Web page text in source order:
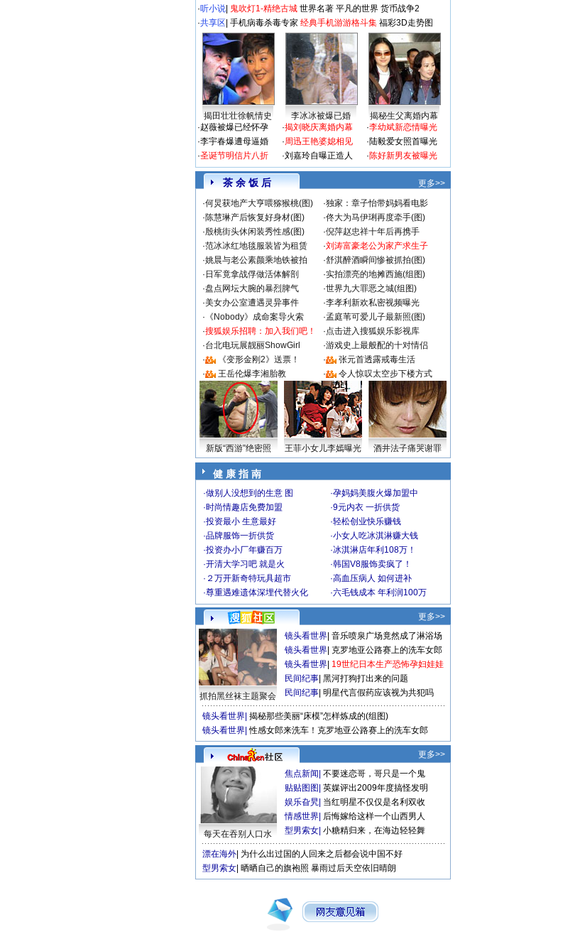
·听小说 鬼吹灯1-精绝古城 世界名著 平凡的世界 货币战争2
·共享区 手机病毒杀毒专家 经典手机游游格斗集 福彩3D走势图
揭田壮壮徐帆情史 李冰冰被爆已婚
揭秘生父离婚内幕
·赵薇被爆已经怀孕
·李宇春爆遭母逼婚
·圣诞节明信片八折
·揭刘晓庆离婚内幕
·周迅王艳婆媳相见
·刘嘉玲自曝正造人
·李幼斌新恋情曝光
·陆毅爱女照首曝光
·陈好新男友被曝光
茶 余 饭 后
更多>>
·何炅获地产大亨喂猕猴桃(图) ·独家：章子怡带妈妈看电影
·陈慧琳产后恢复好身材(图) ·佟大为马伊琍再度牵手(图)
·殷桃街头休闲装秀性感(图) ·倪萍赵忠祥十年后再携手
·范冰冰红地毯服装皆为租赁 ·刘涛富豪老公为家产求生子
·姚晨与老公素颜乘地铁被拍 ·舒淇醉酒瞬间惨被抓拍(图)
· 日军竟拿战俘做活体解剖 ·实拍漂亮的地摊西施(组图)
·盘点网坛大腕的暴烈脾气 ·世界九大罪恶之城(组图)
·美女办公室遭遇灵异事件 ·李孝利新欢私密视频曝光
· 《Nobody》成命案导火索 ·孟庭苇可爱儿子最新照(图)
·搜狐娱乐招聘：加入我们吧！ ·点击进入搜狐娱乐影视库
·台北电玩展靓丽ShowGirl ·游戏史上最般配的十对情侣
·
《变形金刚2》送票！ ·
张元首透露戒毒生活
·
王岳伦爆李湘胎教 · 令人惊叹太空步下楼方式
新版“西游”绝密照 王菲小女儿李嫣曝光 酒井法子痛哭谢罪
健 康 指 南
·做别人没想到的生意 图 ·孕妈妈美腹火爆加盟中
·时尚情趣店免费加盟 ·9元内衣 一折供货
·投资最小 生意最好 ·轻松创业快乐赚钱
·品牌服饰一折供货 ·小女人吃冰淇淋赚大钱
·投资办小厂年赚百万 ·冰淇淋店年利108万！
·开清大学习吧 就是火 ·韩国V8服饰卖疯了！
· ２万开新奇特玩具超市 ·高血压病人 如何进补
·尊重遇难遗体深埋代替火化 ·六毛钱成本 年利润100万
更多>>
抓拍黑丝袜主题聚会
镜头看世界 音乐喷泉广场竟然成了淋浴场
镜头看世界 克罗地亚公路赛上的洗车女郎
镜头看世界 19世纪日本生产恐怖孕妇娃娃
民间纪事 黑河打狗打出来的问题
民间纪事 明星代言假药应该视为共犯吗
镜头看世界 揭秘那些美丽“床模”怎样炼成的(组图)
镜头看世界 性感女郎来洗车！克罗地亚公路赛上的洗车女郎
更多>>
每天在吞别人口水
焦点新闻 不要迷恋哥，哥只是一个鬼
贴贴图图 英媒评出2009年度搞怪发明
娱乐旮旯 当红明星不仅仅是名利双收
情感世界 后悔嫁给这样一个山西男人
型男索女 小糖精归来，在海边轻轻舞
漂在海外 为什么出过国的人回来之后都会说中国不好
型男索女 晒晒自己的旗袍照 暴雨过后天空依旧晴朗